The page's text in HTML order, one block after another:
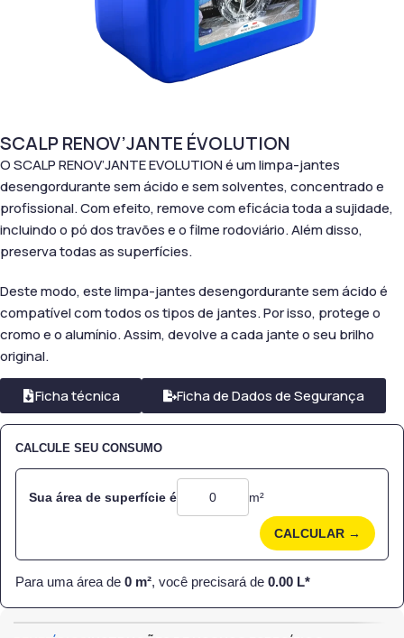
SCALP RENOV’JANTE ÉVOLUTION
O SCALP RENOV’JANTE EVOLUTION é um limpa-jantes
desengordurante sem ácido e sem solventes, concentrado e
profissional. Com efeito, remove com eficácia toda a sujidade,
incluindo o pó dos travões e o filme rodoviário. Além disso,
preserva todas as superfícies.
Deste modo, este limpa-jantes desengordurante sem ácido é
compatível com todos os tipos de jantes. Por isso, protege o
cromo e o alumínio. Assim, devolve a cada jante o seu brilho
original.
Ficha técnica Ficha de Dados de Segurança
CALCULE SEU CONSUMO
Sua área de superfície é m²
CALCULAR →
Para uma área de 0 m², você precisará de 0.00 L*